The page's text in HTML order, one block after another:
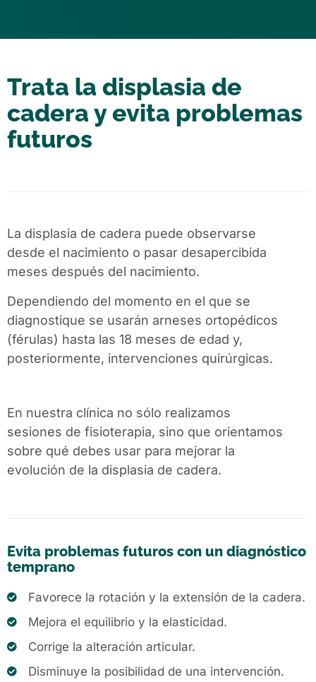
Trata la displasia de
cadera y evita problemas
futuros
La displasia de cadera puede observarse
desde el nacimiento o pasar desapercibida
meses después del nacimiento.
Dependiendo del momento en el que se
diagnostique se usarán arneses ortopédicos
(férulas) hasta las 18 meses de edad y,
posteriormente, intervenciones quirúrgicas.
En nuestra clínica no sólo realizamos
sesiones de fisioterapia, sino que orientamos
sobre qué debes usar para mejorar la
evolución de la displasia de cadera.
Evita problemas futuros con un diagnóstico
temprano
Favorece la rotación y la extensión de la cadera.
Mejora el equilibrio y la elasticidad.
Corrige la alteración articular.
Disminuye la posibilidad de una intervención.